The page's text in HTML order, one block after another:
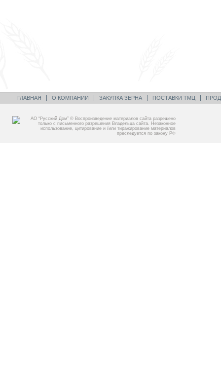
ГЛАВНАЯ О КОМПАНИИ ЗАКУПКА ЗЕРНА ПОСТАВКИ ТМЦ
АО “Русский Дом” © Воспроизведение материалов сайта разрешено
только с письменного разрешения Владельца сайта. Незаконное
использование, цитирование и /или тиражирование материалов
преследуется по закону РФ